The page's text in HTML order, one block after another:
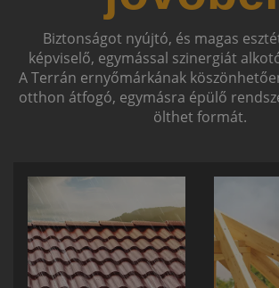
Biztonságot nyújtó, és magas
képviselő, egymással szinergiát
A Terrán ernyőmárkának
otthon átfogó, egymásra épülő
ölthet formát.